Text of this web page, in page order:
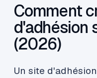
Comment
d'adhésion
(2026)
Un site